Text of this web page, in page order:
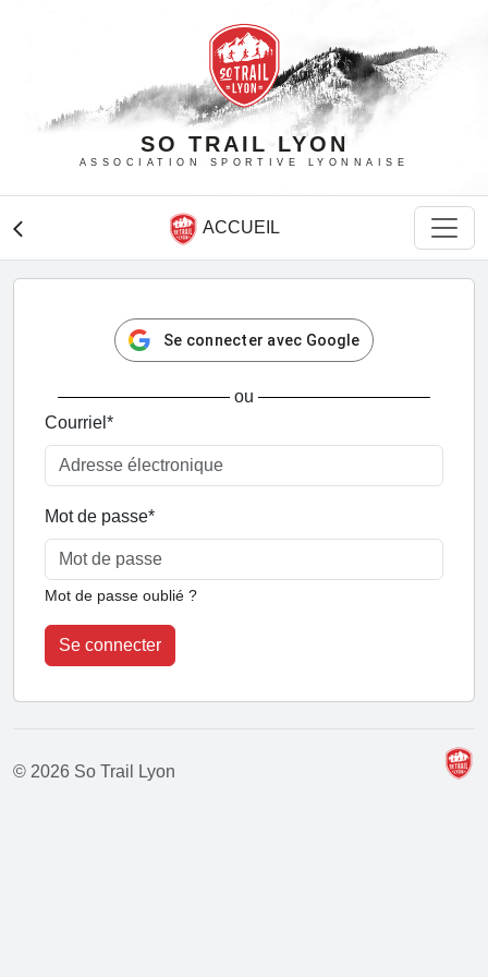
SO TRAIL LYON
ASSOCIATION SPORTIVE LYONNAISE
arrow_back_ios ACCUEIL
Se connecter avec Google
ou
Courriel *
Mot de passe*
Mot de passe oublié ?
Se connecter
© 2026 So Trail Lyon